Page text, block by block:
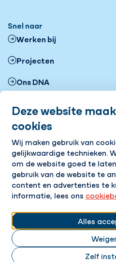
Deze website
cookies
Wij maken gebruik van
gelijkwaardige technieken.
om de website goed te
gebruik van de website te
content en advertenties te
informatie, lees ons
Alles
Zelf
Snel naar
Werken bij
Projecten
Ons DNA
Nieuws
LinkedInInstagramFacebookYouTube
Op de hoogte blijven van
Ontvang onze nieuwsbrief
Ik ga akkoord met het
Cookies aanpassen Cookie